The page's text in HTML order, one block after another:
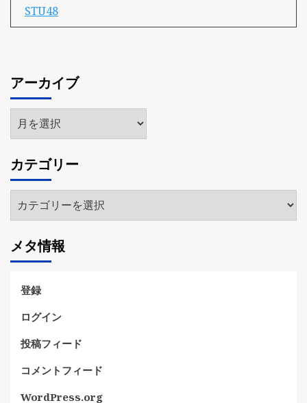
STU48
アーカイブ
ア
ー
イ
ブ
カテゴリー
テ
リ
ー
メタ情報
登録
ログイン
投稿フィード
コメントフィード
WordPress.org